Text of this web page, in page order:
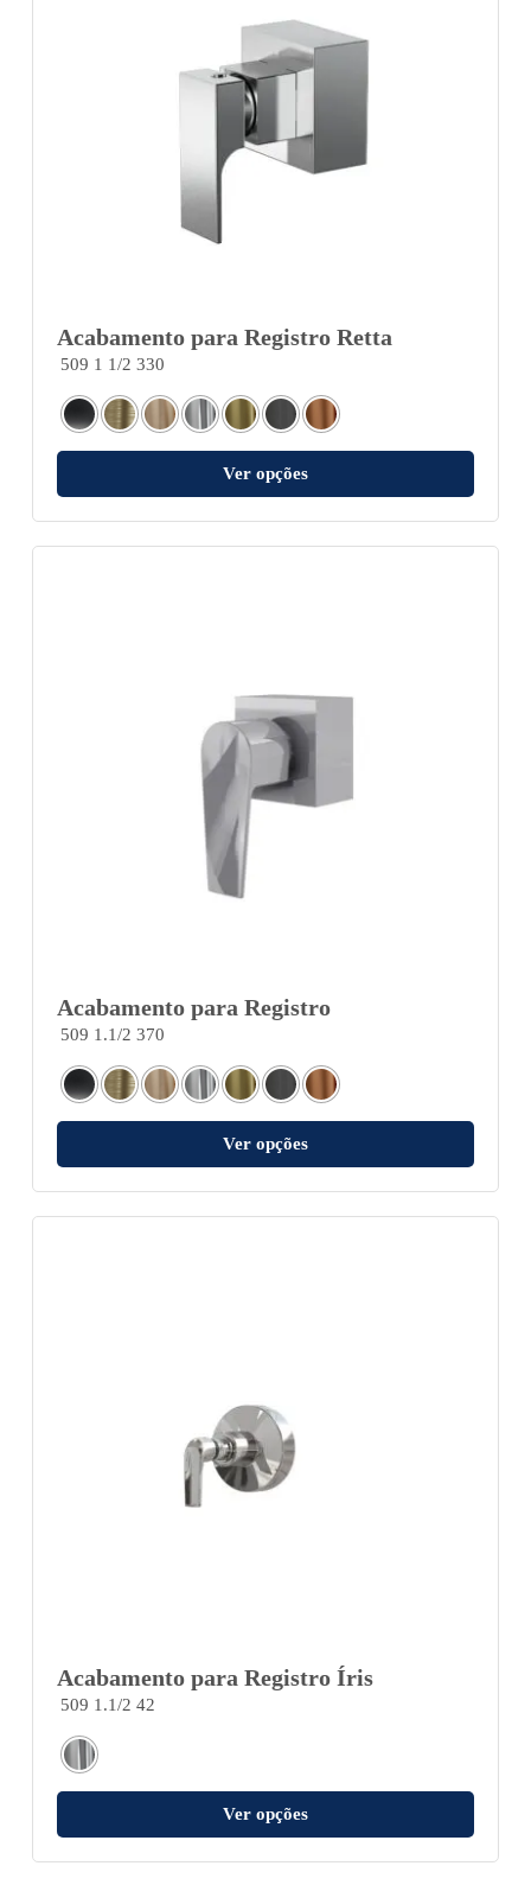
Acabamento para Registro Retta
509 1 1/2 330
Ver opções
Acabamento para Registro
509 1.1/2 370
Ver opções
Acabamento para Registro Íris
509 1.1/2 42
Ver opções